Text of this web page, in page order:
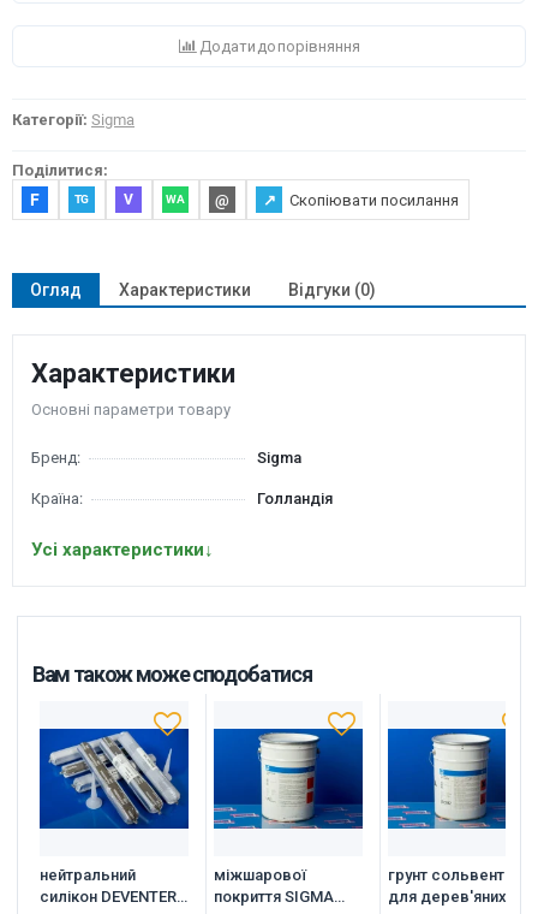
Додати до порівняння
Категорії: Sigma
Поділитися:
F TG V WA @ ↗ Скопіювати посилання
Огляд Характеристики Відгуки (0)
Характеристики
Основні параметри товару
Бренд: Sigma
Країна: Голландія
Усі характеристики↓
Вам також може сподобатися
нейтральний
силікон DEVENTER
міжшарової
покриття SIGMA
грунт сольвентний
для дерев'яних